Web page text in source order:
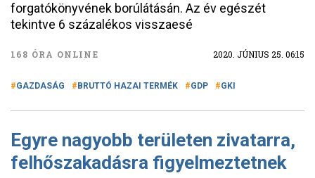
forgatókönyvének borúlátásán. Az év egészét
tekintve 6 százalékos visszaesé
168 ÓRA ONLINE 2020. JÚNIUS 25. 06:15
GAZDASÁG BRUTTÓ HAZAI TERMÉK GDP GKI
Egyre nagyobb területen zivatarra,
felhőszakadásra figyelmeztetnek